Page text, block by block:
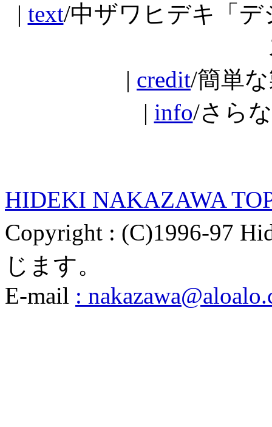
| text/中ザワヒデキ「
| credit/簡単
| info/さら
HIDEKI NAKAZAWA
Copyright : (C)1996-97
じます。
E-mail :